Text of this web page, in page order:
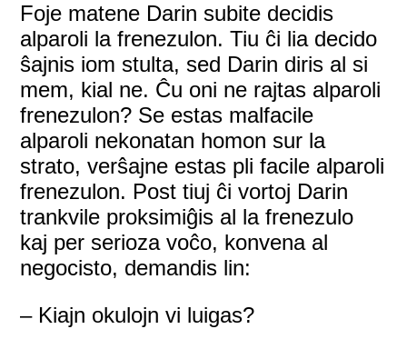
Foje matene Darin subite decidis
alparoli la frenezulon. Tiu ĉi lia decido
ŝajnis iom stulta, sed Darin diris al si
mem, kial ne. Ĉu oni ne rajtas alparoli
frenezulon? Se estas malfacile
alparoli nekonatan homon sur la
strato, verŝajne estas pli facile alparoli
frenezulon. Post tiuj ĉi vortoj Darin
trankvile proksimiĝis al la frenezulo
kaj per serioza voĉo, konvena al
negocisto, demandis lin:
– Kiajn okulojn vi luigas?